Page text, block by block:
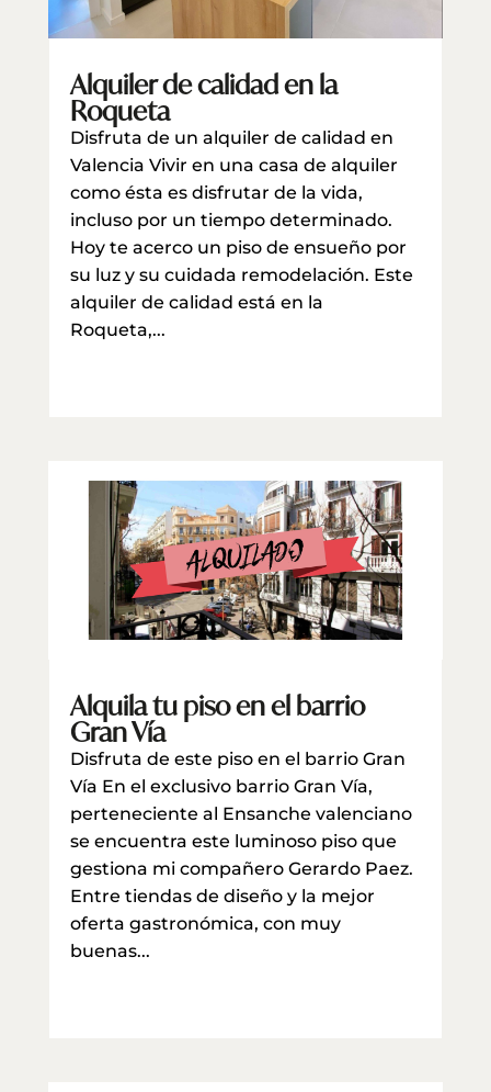
Alquiler de calidad en la
Roqueta
Disfruta de un alquiler de calidad en
Valencia Vivir en una casa de alquiler
como ésta es disfrutar de la vida,
incluso por un tiempo determinado.
Hoy te acerco un piso de ensueño por
su luz y su cuidada remodelación. Este
alquiler de calidad está en la
Roqueta,...
Alquila tu piso en el barrio
Gran Vía
Disfruta de este piso en el barrio Gran
Vía En el exclusivo barrio Gran Vía,
perteneciente al Ensanche valenciano
se encuentra este luminoso piso que
gestiona mi compañero Gerardo Paez.
Entre tiendas de diseño y la mejor
oferta gastronómica, con muy
buenas...